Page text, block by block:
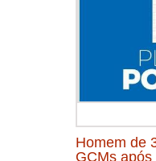
Homem de
GCMs